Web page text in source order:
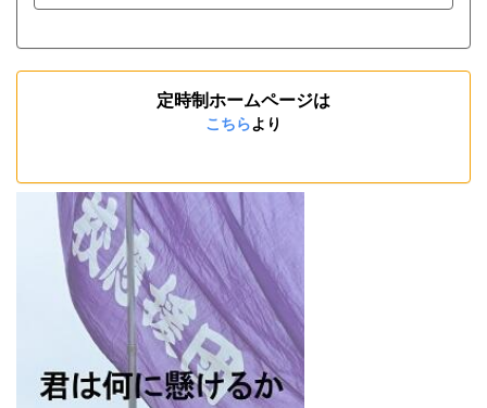
定時制ホームページは
こちらより